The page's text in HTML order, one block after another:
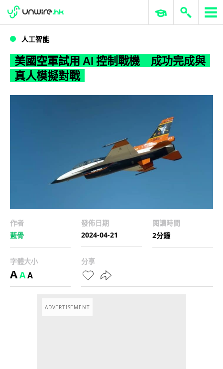
WWDC 2026 ERP 與商業 AI
人工智能
美國空軍試用 AI 控制戰機 成功完成與
真人模擬對戰
作者
藍骨
發佈日期
2024-04-21
閱讀時間
2分鐘
字體大小
AAA
分享
ADVERTISEMENT